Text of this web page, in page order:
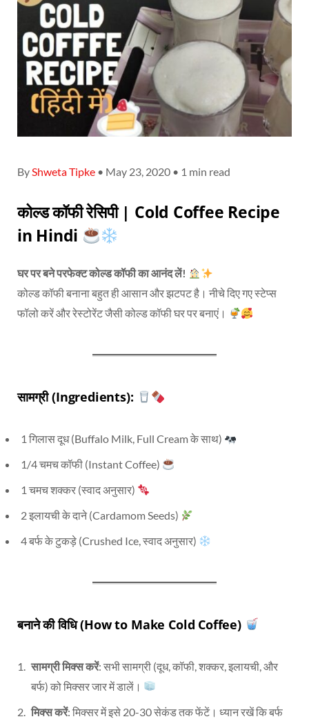
By Shweta Tipke • May 23, 2020 • 1 min read
कोल्ड कॉफी रेसिपी | Cold Coffee Recipe
in Hindi
घर पर बने परफेक्ट कोल्ड कॉफी का आनंद लें!
कोल्ड कॉफी बनाना बहुत ही आसान और झटपट है। नीचे दिए गए स्टेप्स
फॉलो करें और रेस्टोरेंट जैसी कोल्ड कॉफी घर पर बनाएं।
सामग्री(Ingredients):
1 गिलास दूध (Buffalo Milk, Full Cream के साथ)
1/4 चमच कॉफी (Instant Coffee)
1 चमच शक्कर (स्वाद अनुसार)
2 इलायची के दाने (Cardamom Seeds)
4 बर्फ के टुकड़े (Crushed Ice, स्वाद अनुसार)
बनाने की विधि (How to Make Cold Coffee)
सामग्री मिक्स करें: सभी सामग्री (दूध, कॉफी, शक्कर, इलायची, और
बर्फ) को मिक्सर जार में डालें।
मिक्स करें: मिक्सर में इसे 20-30 सेकंड तक फेंटें। ध्यान रखें कि बर्फ